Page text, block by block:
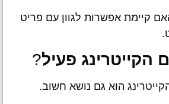
קיימת אפשרות לגוון עם פריט
הקייטרינג פעיל?
הוא גם נושא חשוב.